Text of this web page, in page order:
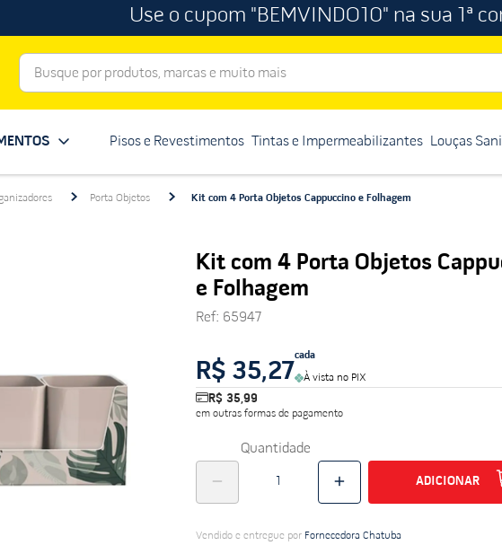
Use o cupom "BEMVINDO10" na sua 1ª
Busque por produtos, marcas e muito mais
Pisos e Revestimentos Tintas e Impermeabilizantes Louças
Porta Objetos Kit com 4 Porta Objetos Cappuccino e Folhagem
Kit com 4 Porta Objetos
e Folhagem
Ref: 65947
R$ 35,27
cada
À vista no PIX
R$ 35,99
em outras formas de pagamento
Quantidade
ADICIONAR
Vendido e entregue por Fornecedora Chatuba
1 º porcelanato
2º telha
porcelanato acetinado